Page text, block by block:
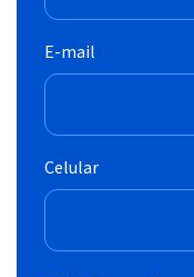
E-mail
Celular